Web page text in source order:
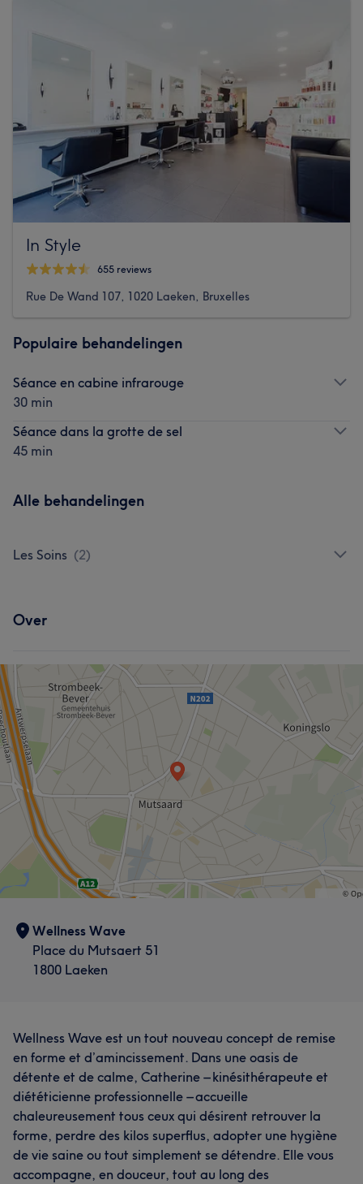
In Style
655 reviews
Rue De Wand 107, 1020 Laeken, Bruxelles
Populaire behandelingen
Séance en cabine infrarouge
30 min
Séance dans la grotte de sel
45 min
Alle behandelingen
Les Soins (2)
Over
Wellness Wave
Place du Mutsaert 51
1800 Laeken
Wellness Wave est un tout nouveau concept de remise
en forme et d’amincissement. Dans une oasis de
détente et de calme, Catherine – kinésithérapeute et
diététicienne professionnelle – accueille
chaleureusement tous ceux qui désirent retrouver la
forme, perdre des kilos superflus, adopter une hygiène
de vie saine ou tout simplement se détendre. Elle vous
accompagne, en douceur, tout au long des